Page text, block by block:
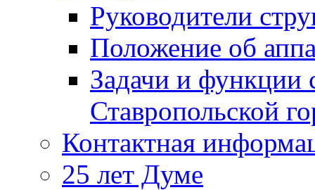
Руководители
Положение об
Задачи и функции
Ставропольской
Контактная
25 лет Думе